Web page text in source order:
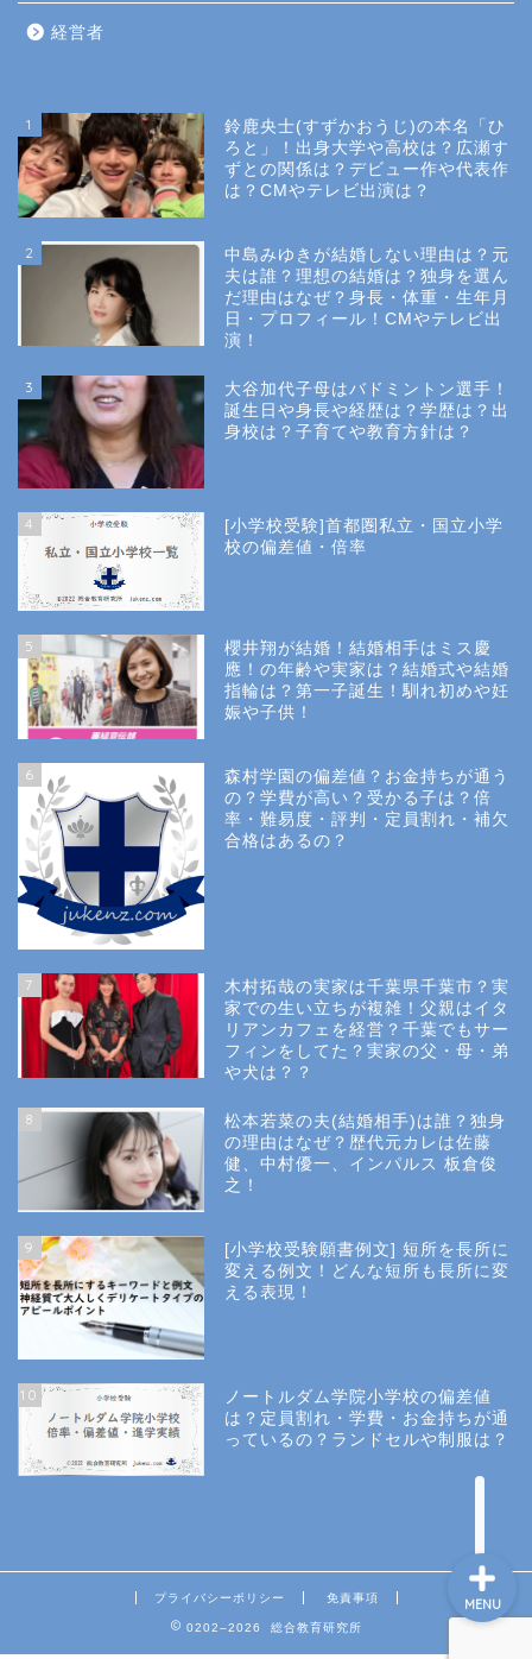
経営者
1
鈴鹿央士(すずかおうじ)の本名「ひ
ろと」！出身大学や高校は？広瀬す
ずとの関係は？デビュー作や代表作
は？CMやテレビ出演は？
2
中島みゆきが結婚しない理由は？元
夫は誰？理想の結婚は？独身を選ん
だ理由はなぜ？身長・体重・生年月
日・プロフィール！CMやテレビ出
演！
3
大谷加代子母はバドミントン選手！
誕生日や身長や経歴は？学歴は？出
身校は？子育てや教育方針は？
4
[小学校受験]首都圏私立・国立小学
校の偏差値・倍率
5
櫻井翔が結婚！結婚相手はミス慶
應！の年齢や実家は？結婚式や結婚
指輪は？第一子誕生！馴れ初めや妊
娠や子供！
6
森村学園の偏差値？お金持ちが通う
の？学費が高い？受かる子は？倍
率・難易度・評判・定員割れ・補欠
合格はあるの？
7
木村拓哉の実家は千葉県千葉市？実
家での生い立ちが複雑！父親はイタ
リアンカフェを経営？千葉でもサー
フィンをしてた？実家の父・母・弟
や犬は？？
8
松本若菜の夫(結婚相手)は誰？独身
の理由はなぜ？歴代元カレは佐藤
健、中村優一、インパルス 板倉俊
之！
9
[小学校受験願書例文] 短所を長所に
変える例文！どんな短所も長所に変
える表現！
10
ノートルダム学院小学校の偏差値
は？定員割れ・学費・お金持ちが通
っているの？ランドセルや制服は？
プライバシーポリシー 免責事項
0202–2026 総合教育研究所
MENU
Privacy Policy
小学校受験
所長コラム
説明会や面接の服装